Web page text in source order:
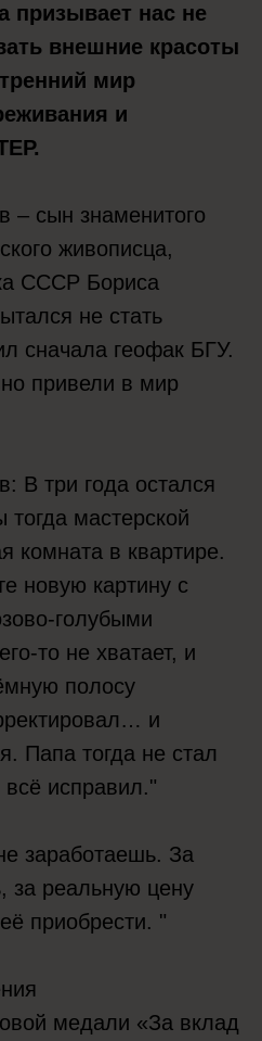
призывает нас не
внешние красоты
мир
и
– сын знаменитого
живописца,
СССР Бориса
не стать
сначала геофак БГУ.
привели в мир
В три года остался
мастерской
комната в квартире.
новую картину с
голубыми
то не хватает, и
полосу
и
Папа тогда не стал
всё исправил."
заработаешь. За
за реальную цену
приобрести. "
медали «За вклад